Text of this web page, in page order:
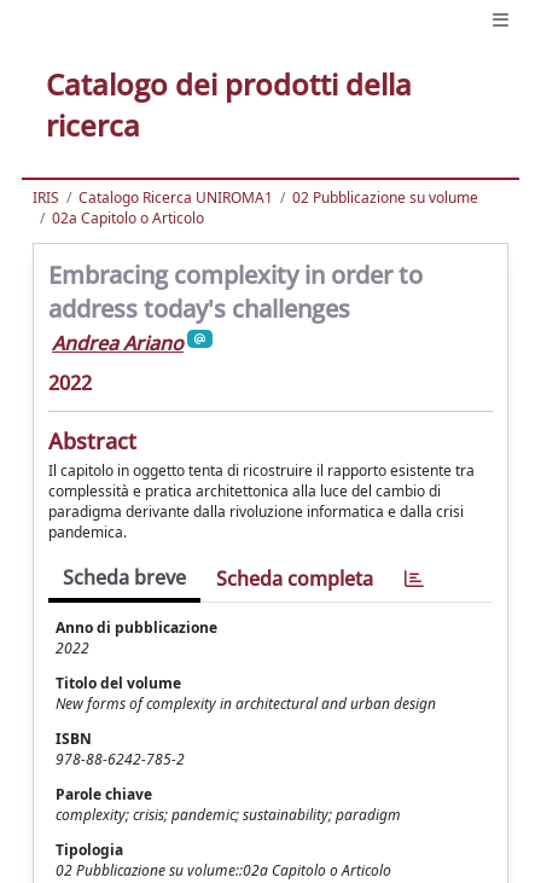
Catalogo dei prodotti della
ricerca
IRIS Catalogo Ricerca UNIROMA1
02 Pubblicazione su volume
02a Capitolo o Articolo
Embracing complexity in order to
address today's challenges
Andrea Ariano
2022
Abstract
Il capitolo in oggetto tenta di ricostruire il rapporto esistente tra
complessità e pratica architettonica alla luce del cambio di
paradigma derivante dalla rivoluzione informatica e dalla crisi
pandemica.
Scheda breve Scheda completa
Anno di pubblicazione
2022
Titolo del volume
New forms of complexity in architectural and urban design
ISBN
978-88-6242-785-2
Parole chiave
complexity; crisis; pandemic; sustainability; paradigm
Tipologia
02 Pubblicazione su volume::02a Capitolo o Articolo